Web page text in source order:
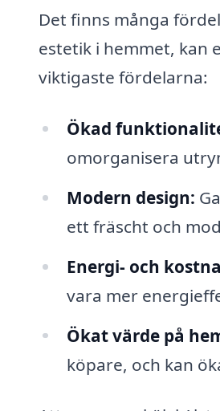
Det finns många
estetik i hemmet, kan
viktigaste fördelarna:
Ökad
omorganisera
Modern design:
ett fräscht och
Energi- och
vara mer
Ökat värde på
köpare, och kan